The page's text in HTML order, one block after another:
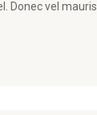
Donec vel